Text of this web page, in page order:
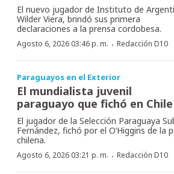
El nuevo jugador de Instituto de
Wilder Viera, brindó sus primera
declaraciones a la prensa cordobesa.
Agosto 6, 2026 03:46 p. m. · Redacción D10
Paraguayos en el Exterior
El mundialista juvenil
paraguayo que fichó en Chile
El jugador de la Selección Paraguaya
Fernández, fichó por el O’Higgins de la
chilena.
Agosto 6, 2026 03:21 p. m. · Redacción D10